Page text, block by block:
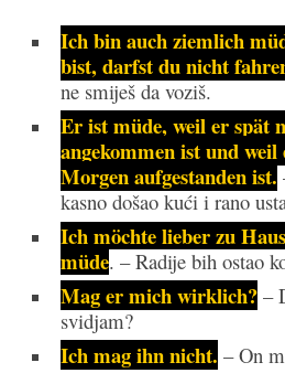
Ich bin auch ziemlich
bist, darfst du nicht fahr
ne smiješ da voziš.
Er ist müde, weil er spät
angekommen ist und weil
Morgen aufgestanden ist.
kasno došao kući i rano
Ich möchte lieber zu
müde. – Radije bih ostao
Mag er mich wirklich? –
svidjam?
Ich mag ihn nicht. – On